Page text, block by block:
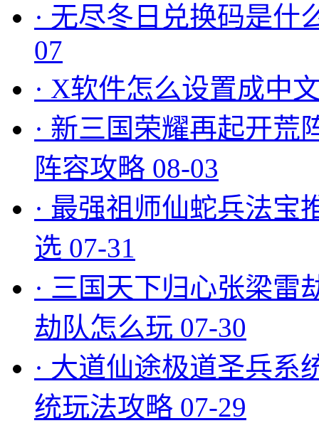
· 无尽冬日兑换码是什
07
· X软件怎么设置成中
· 新三国荣耀再起开荒
阵容攻略 08-03
· 最强祖师仙蛇兵法宝
选 07-31
· 三国天下归心张梁雷
劫队怎么玩 07-30
· 大道仙途极道圣兵系
统玩法攻略 07-29